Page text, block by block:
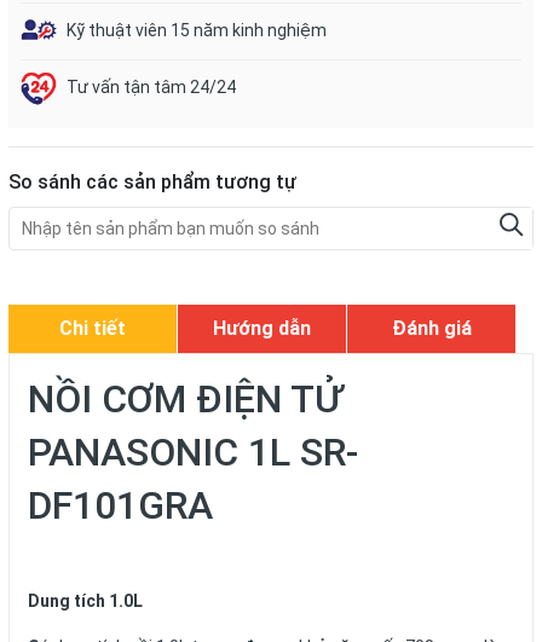
Kỹ thuật viên 15 năm kinh nghiệm
Tư vấn tận tâm 24/24
So sánh các sản phẩm tương tự
Chi tiết Hướng dẫn Đánh giá
NỒI CƠM ĐIỆN TỬ
PANASONIC 1L SR-
DF101GRA
Dung tích 1.0L